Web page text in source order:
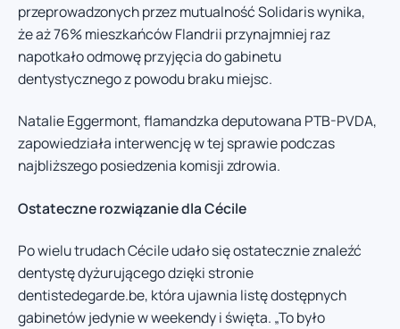
przeprowadzonych przez mutualność Solidaris wynika,
że aż 76% mieszkańców Flandrii przynajmniej raz
napotkało odmowę przyjęcia do gabinetu
dentystycznego z powodu braku miejsc.
Natalie Eggermont, flamandzka deputowana PTB-PVDA,
zapowiedziała interwencję w tej sprawie podczas
najbliższego posiedzenia komisji zdrowia.
Ostateczne rozwiązanie dla Cécile
Po wielu trudach Cécile udało się ostatecznie znaleźć
dentystę dyżurującego dzięki stronie
dentistedegarde.be, która ujawnia listę dostępnych
gabinetów jedynie w weekendy i święta. „To było